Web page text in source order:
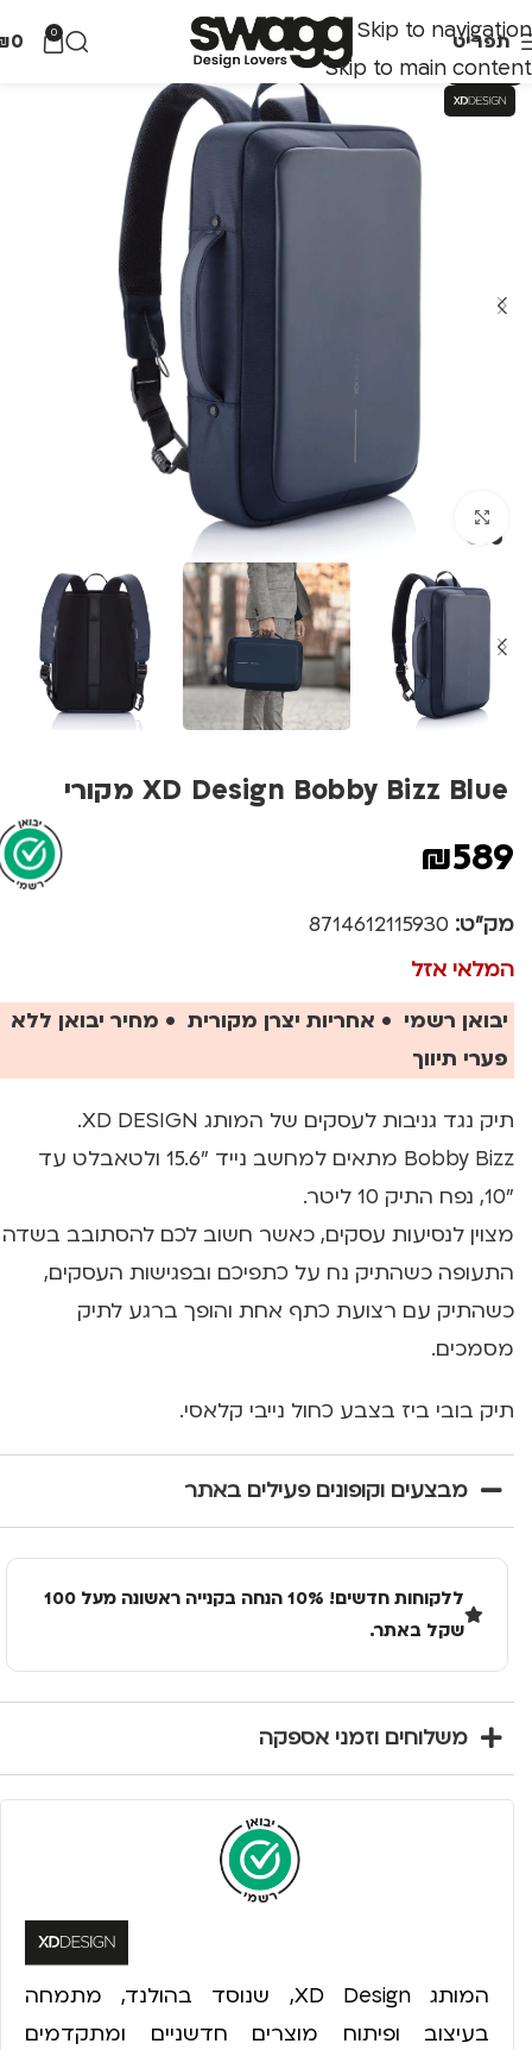
Skip to navigation
Skip to main content
תפריט 0
0
אזל מהמלאי
לחצו להגדלה
XD Design Bobby Bizz Blue מקורי
₪589
מק"ט: 8714612115930
המלאי אזל
יבואן רשמי • אחריות יצרן מקורית • מחיר יבואן ללא
פערי תיווך
תיק נגד גניבות לעסקים של המותג XD DESIGN.
Bobby Bizz מתאים למחשב נייד "15.6 ולטאבלט עד
"10, נפח התיק 10 ליטר.
מצוין לנסיעות עסקים, כאשר חשוב לכם להסתובב בשדה
התעופה כשהתיק נח על כתפיכם ובפגישות העסקים,
כשהתיק עם רצועת כתף אחת והופך ברגע לתיק
מסמכים.
תיק בובי ביז בצבע כחול נייבי קלאסי.
מבצעים וקופונים פעילים באתר
ללקוחות חדשים! 10% הנחה בקנייה ראשונה מעל 100
שקל באתר.
משלוחים וזמני אספקה
המותג XD Design, שנוסד בהולנד, מתמחה
בעיצוב ופיתוח מוצרים חדשניים ומתקדמים